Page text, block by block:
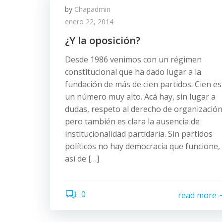
by Chapadmin
enero 22, 2014
¿Y la oposición?
Desde 1986 venimos con un régimen
constitucional que ha dado lugar a la
fundación de más de cien partidos. Cien es
un número muy alto. Acá hay, sin lugar a
dudas, respeto al derecho de
pero también es clara la ausencia de
institucionalidad partidaria. Sin partidos
políticos no hay democracia que funcione,
así de […]
0 read more